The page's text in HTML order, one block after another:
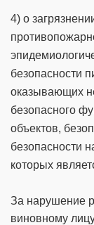
4) о
безопасности
оказывающих
безопасного
объектов,
безопасности
которых
За нарушение
виновному